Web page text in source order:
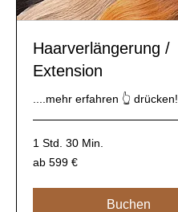
Haarverlängerung /
Extension
....mehr erfahren 👆 drücken!
1 Std. 30 Min.
ab
599
ab 599 €
Buchen